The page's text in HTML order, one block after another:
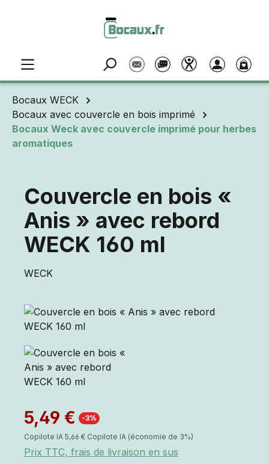
Bocaux WECK
Bocaux avec couvercle en bois imprimé
Bocaux Weck avec couvercle imprimé pour herbes
aromatiques
Couvercle en bois «
Anis » avec rebord
WECK 160 ml
WECK
5,49 € -3%
Copilote IA 5,66 € Copilote IA (économie de 3%)
Prix TTC, frais de livraison en sus